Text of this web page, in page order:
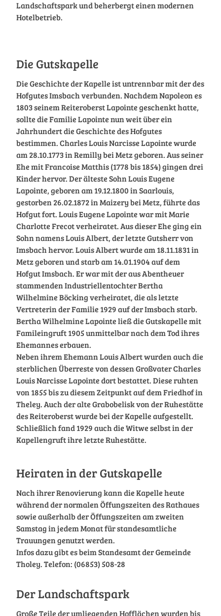
Landschaftspark und beherbergt einen modernen
Hotelbetrieb.
Die Gutskapelle
Die Geschichte der Kapelle ist untrennbar mit der des
Hofgutes Imsbach verbunden. Nachdem Napoleon es
1803 seinem Reiteroberst Lapointe geschenkt hatte,
sollte die Familie Lapointe nun weit über ein
Jahrhundert die Geschichte des Hofgutes
bestimmen. Charles Louis Narcisse Lapointe wurde
am 28.10.1773 in Remilly bei Metz geboren. Aus seiner
Ehe mit Francoise Matthis (1778 bis 1854) gingen drei
Kinder hervor. Der älteste Sohn Louis Eugene
Lapointe, geboren am 19.12.1800 in Saarlouis,
gestorben 26.02.1872 in Maizery bei Metz, führte das
Hofgut fort. Louis Eugene Lapointe war mit Marie
Charlotte Frecot verheiratet. Aus dieser Ehe ging ein
Sohn namens Louis Albert, der letzte Gutsherr von
Imsbach hervor. Louis Albert wurde am 18.11.1831 in
Metz geboren und starb am 14.01.1904 auf dem
Hofgut Imsbach. Er war mit der aus Abentheuer
stammenden Industriellentochter Bertha
Wilhelmine Böcking verheiratet, die als letzte
Vertreterin der Familie 1929 auf der Imsbach starb.
Bertha Wilhelmine Lapointe ließ die Gutskapelle mit
Famileingruft 1905 unmittelbar nach dem Tod ihres
Ehemannes erbauen.
Neben ihrem Ehemann Louis Albert wurden auch die
sterblichen Überreste von dessen Großvater Charles
Louis Narcisse Lapointe dort bestattet. Diese ruhten
von 1855 bis zu diesem Zeitpunkt auf dem Friedhof in
Theley. Auch der alte Grabobelisk von der Ruhestätte
des Reiteroberst wurde bei der Kapelle aufgestellt.
Schließlich fand 1929 auch die Witwe selbst in der
Kapellengruft ihre letzte Ruhestätte.
Heiraten in der Gutskapelle
Nach ihrer Renovierung kann die Kapelle heute
während der normalen Öffungszeiten des Rathaues
sowie außerhalb der Öffungszeiten am zweiten
Samstag in jedem Monat für standesamtliche
Trauungen genutzt werden.
Infos dazu gibt es beim Standesamt der Gemeinde
Tholey. Telefon: (06853) 508-28
Der Landschaftspark
Große Teile der umliegenden Hofflächen wurden bis